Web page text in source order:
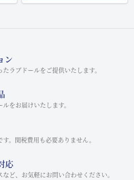
ン
ラブドールをご提供いたします。
をお届けいたします。
。関税費用も必要ありません。
応
ど、お気軽にお問い合わせください。